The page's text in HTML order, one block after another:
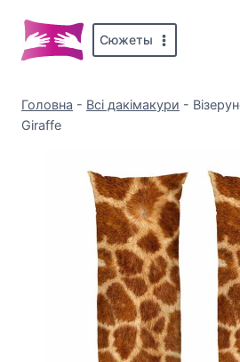
вмісту
Сюжеты
Головна - Всі дакімакури -
Giraffe